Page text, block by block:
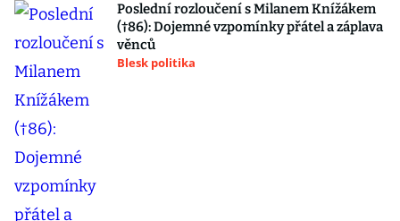
Poslední rozloučení s Milanem Knížákem
(†86): Dojemné vzpomínky přátel a záplava
věnců
Blesk politika